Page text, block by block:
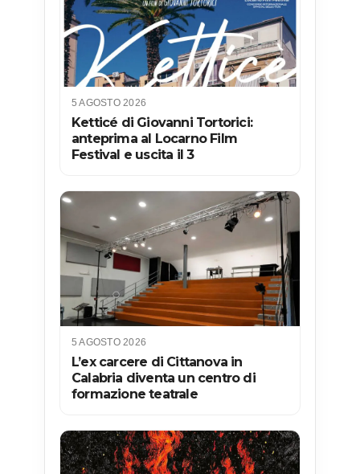
5 AGOSTO 2026
Ketticé di Giovanni Tortorici:
anteprima al Locarno Film
Festival e uscita il 3
5 AGOSTO 2026
L’ex carcere di Cittanova in
Calabria diventa un centro di
formazione teatrale